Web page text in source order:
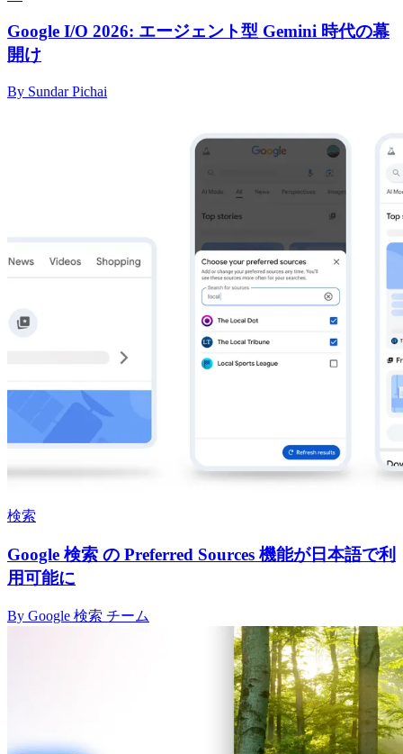
Google I/O 2026: エージェント型 Gemini 時代の幕
開け
By Sundar Pichai
検索
Google 検索 の Preferred Sources 機能が日本語で利
用可能に
By Google 検索 チーム